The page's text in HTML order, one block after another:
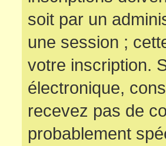
soit par un
une session ;
votre inscription.
électronique,
recevez pas de
probablement